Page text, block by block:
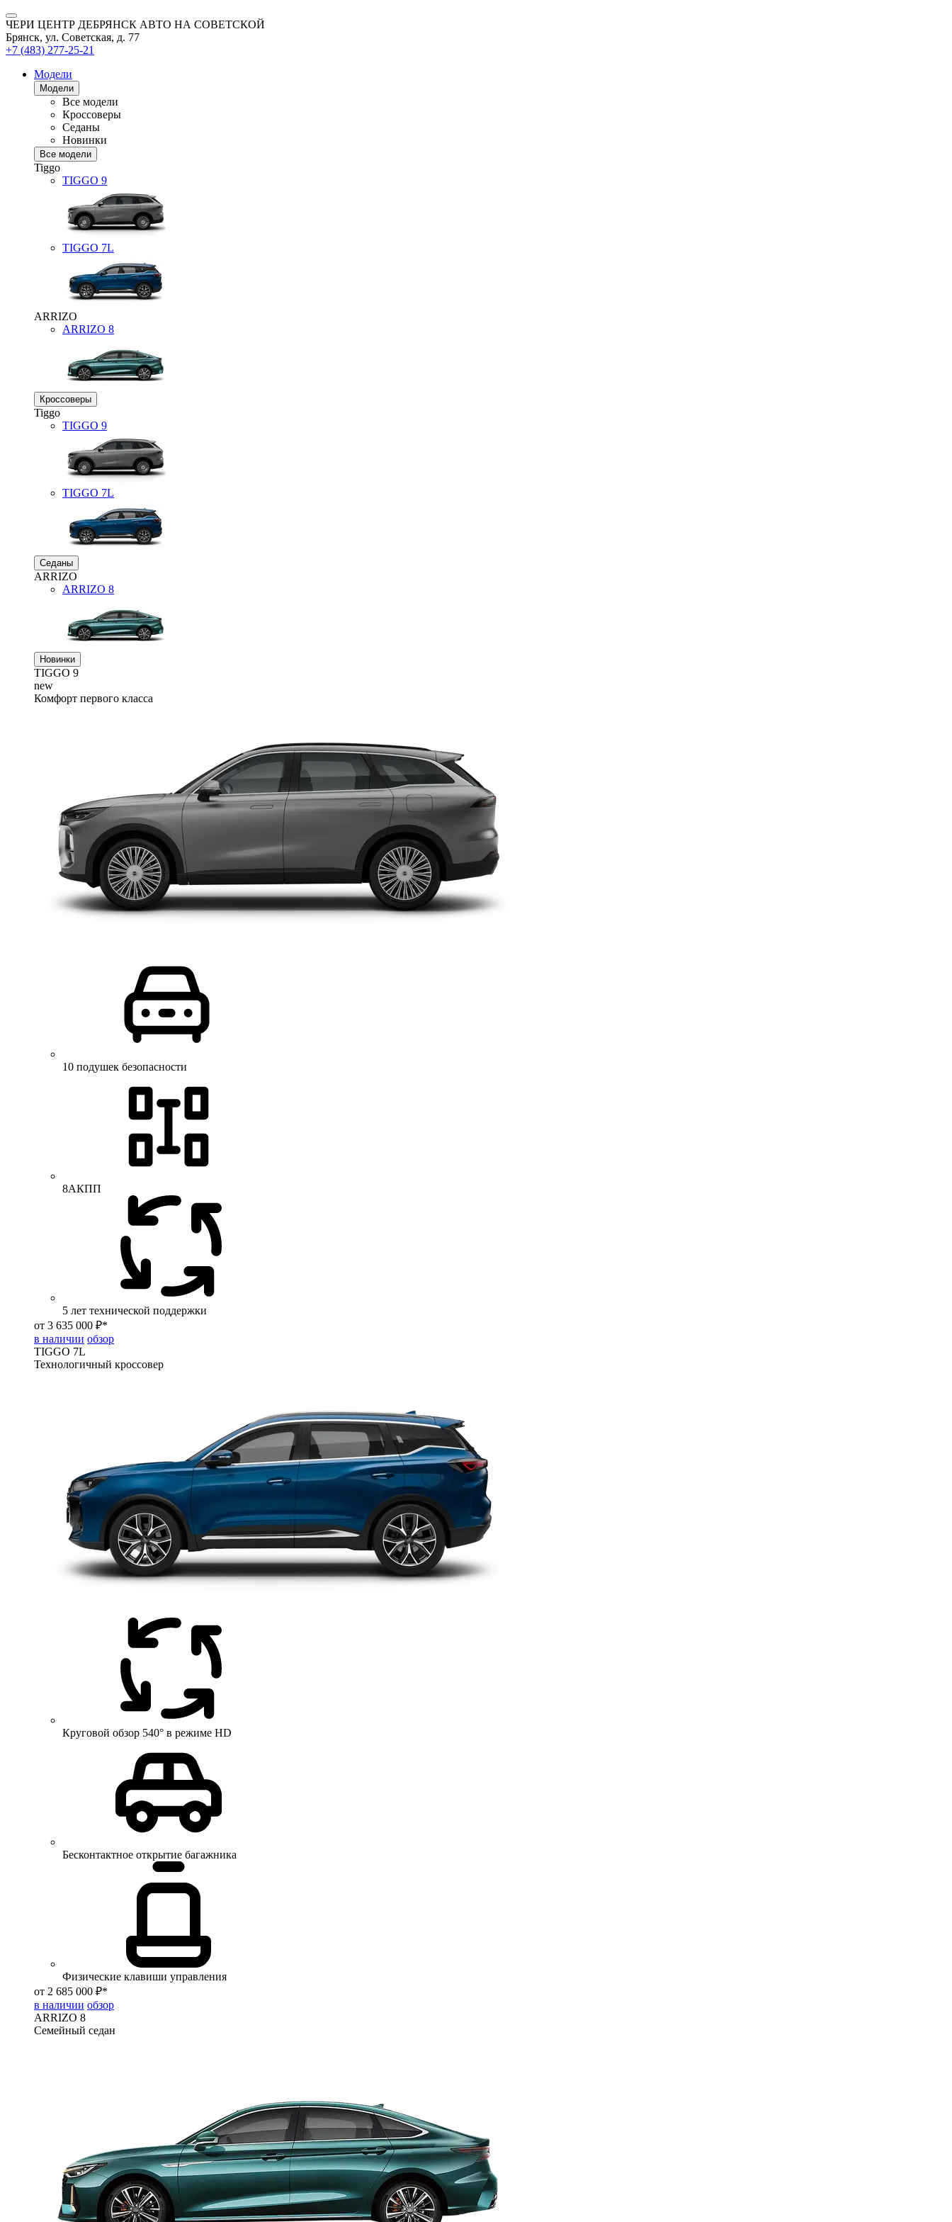
ЧЕРИ ЦЕНТР ДЕБРЯНСК АВТО НА СОВЕТСКОЙ
Брянск, ул. Советская, д. 77
+7 (483) 277-25-21
Модели
Модели
Все модели
Кроссоверы
Седаны
Новинки
Все модели
Tiggo
TIGGO 9
TIGGO 7L
ARRIZO
ARRIZO 8
Кроссоверы
Tiggo
TIGGO 9
TIGGO 7L
Седаны
ARRIZO
ARRIZO 8
Новинки
TIGGO 9
new
Комфорт первого класса
10 подушек безопасности
8АКПП
5 лет технической поддержки
от 3 635 000 ₽*
в наличии обзор
TIGGO 7L
Технологичный кроссовер
Круговой обзор 540° в режиме HD
Бесконтактное открытие багажника
Физические клавиши управления
от 2 685 000 ₽*
в наличии обзор
ARRIZO 8
Семейный седан